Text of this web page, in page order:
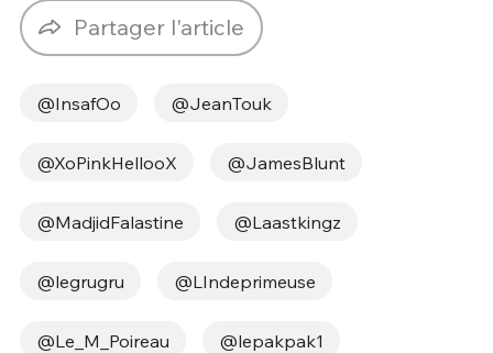
Partager l'article
@InsafOo @JeanTouk
@XoPinkHellooX @JamesBlunt
@MadjidFalastine @Laastkingz
@legrugru @LIndeprimeuse
@Le_M_Poireau @lepakpak1